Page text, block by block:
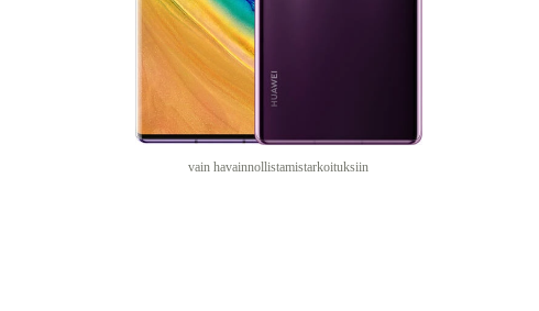
vain havainnollistamistarkoituksiin